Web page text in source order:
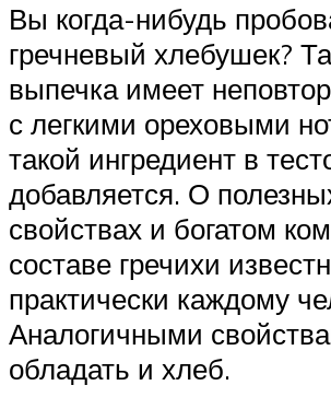
Вы когда-нибудь
гречневый хлебушек?
выпечка имеет
с легкими ореховыми
такой ингредиент в
добавляется. О
свойствах и богатом
составе гречихи
практически каждому
Аналогичными
обладать и хлеб.